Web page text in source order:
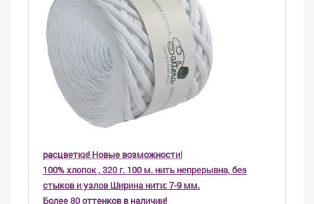
расцветки! Новые возможности!
100% хлопок , 320 г. 100 м. нить непрерывна, без
стыков и узлов Ширина нити: 7-9 мм.
Более 80 оттенков в наличии!